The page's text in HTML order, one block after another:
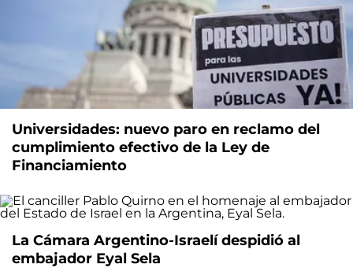
Universidades: nuevo paro en reclamo del
cumplimiento efectivo de la Ley de
Financiamiento
La Cámara Argentino-Israelí despidió al
embajador Eyal Sela